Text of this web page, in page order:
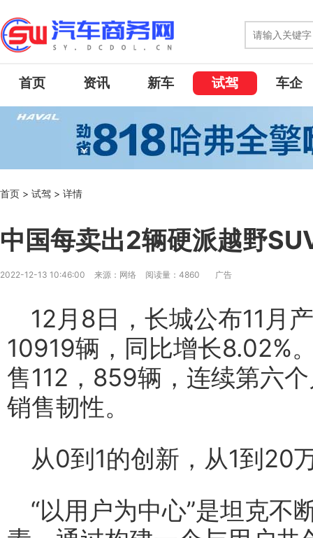
首页 资讯 新车 试驾 车企
首页 > 试驾 > 详情
中国每卖出2辆硬派越野
2022-12-13 10:46:00 来源：网络 阅读量：4860 广告
12月8日，长城公布11月
10919辆，同比增长8.02%
售112，859辆，连续第六
销售韧性。
从0到1的创新，从1到20
“以用户为中心”是坦克不